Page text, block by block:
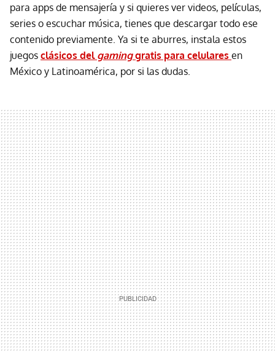
para apps de mensajería y si quieres ver videos, películas,
series o escuchar música, tienes que descargar todo ese
contenido previamente. Ya si te aburres, instala estos
juegos clásicos del gaminggratis para celulares en
México y Latinoamérica, por si las dudas.